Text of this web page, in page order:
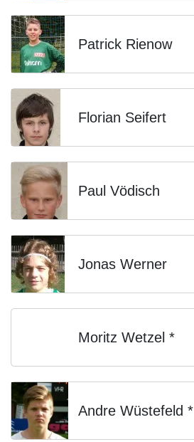
Patrick Rienow
Florian Seifert
Paul Vödisch
Jonas Werner
Moritz Wetzel *
Andre Wüstefeld *